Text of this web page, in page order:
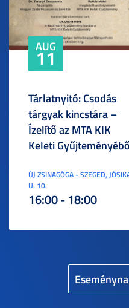
AUG
11
Tárlatnyitó: Csodás
tárgyak kincstára –
Ízelítő az MTA KIK
Keleti
ÚJ ZSINAGÓGA - SZEGED,
U. 10.
16:00 - 18:00